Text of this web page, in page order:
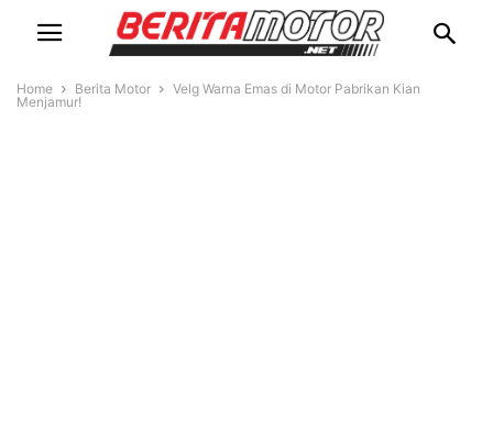
Home Berita Motor
Velg Warna Emas di Motor Pabrikan Kian
Menjamur!